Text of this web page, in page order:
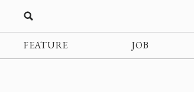
FEATURE JOB